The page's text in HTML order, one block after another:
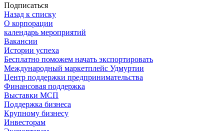
Подписаться
Назад к списку
О корпорации
календарь мероприятий
Вакансии
Истории успеха
Бесплатно поможем начать экспортировать
Международный маркетплейс Удмуртии
Центр поддержки предпринимательства
Финансовая поддержка
Выставки МСП
Поддержка бизнеса
Крупному бизнесу
Инвесторам